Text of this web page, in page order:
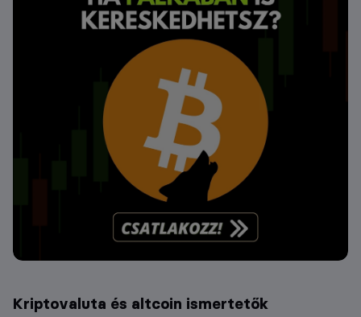
Kriptovaluta és altcoin ismertetők